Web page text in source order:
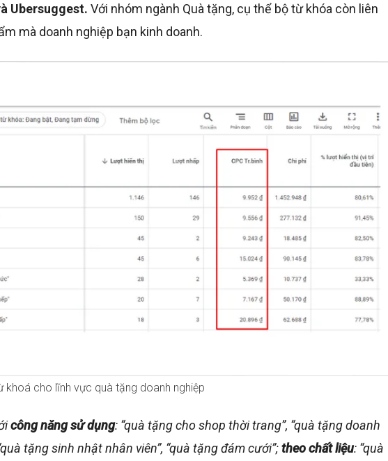
Ubersuggest. Với nhóm ngành Quà tặng, cụ thể bộ từ khóa còn liên
mà doanh nghiệp bạn kinh doanh.
khoá cho lĩnh vực quà tặng doanh nghiệp
công năng sử dụng: “quà tặng cho shop thời trang”, “quà tặng doanh
tặng sinh nhật nhân viên”, “quà tặng đám cưới”;theo chất liệu: “quà